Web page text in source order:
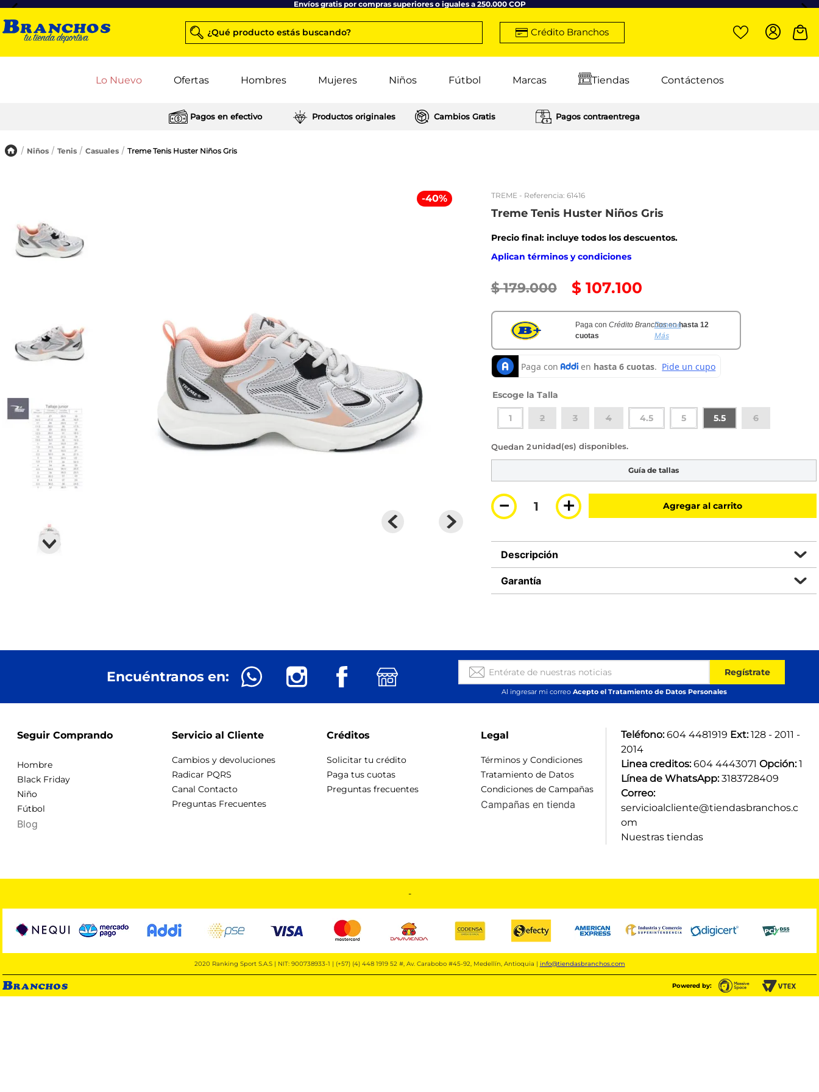
Envíos gratis por compras superiores o iguales a 250.000 COP
¿Qué producto estás buscando? Crédito Branchos
Lo Nuevo Ofertas Hombres Mujeres Niños Fútbol Marcas Tiendas Contáctenos
Pagos en efectivo Productos originales Cambios Gratis Pagos contraentrega
Niños Tenis Casuales Treme Tenis Huster Niños Gris
-40% TREME- Referencia: 61416
Treme Tenis Huster Niños Gris
Precio final: incluye todos los descuentos.
Aplican términos y condiciones
$ 179.000 $ 107.100
Paga con Crédito Branchosenhasta 12
cuotas
Conoce
Más
Talla
1 2 3 4 4.5 5 5.5 6
2 disponibles
Guía de tallas
＋
－ Agregar al carrito
Descripción
Garantía
Encuéntranos en: Regístrate
Al ingresar mi correo Acepto el Tratamiento de Datos Personales
Seguir Comprando
Hombre
Black Friday
Niño
Fútbol
Blog
Servicio al Cliente
Cambios y devoluciones
Radicar PQRS
Canal Contacto
Preguntas Frecuentes
Créditos
Solicitar tu crédito
Paga tus cuotas
Preguntas frecuentes
Legal
Términos y Condiciones
Tratamiento de Datos
Condiciones de Campañas
Campañas en tienda
Teléfono: 604 4481919 Ext: 128 - 2011 -
2014
Linea creditos: 604 4443071 Opción: 1
Línea de WhatsApp: 3183728409
Correo:
servicioalcliente@tiendasbranchos.c
om
Nuestras tiendas
-
2020 Ranking Sport S.A.S | NIT: 900738933-1 | (+57) (4) 448 1919 52 #, Av. Carabobo #45-92, Medellín, Antioquia | info@tiendasbranchos.com
Powered by: